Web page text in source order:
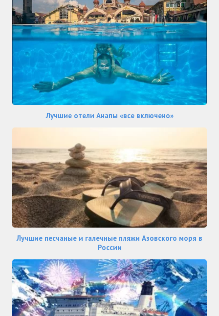
Лучшие отели Анапы «все включено»
Лучшие песчаные и галечные пляжи Азовского моря в
России